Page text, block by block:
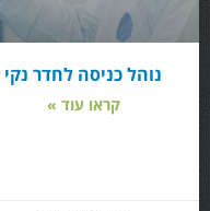
נוהל כניסה לחדר נקי
קראו עוד »